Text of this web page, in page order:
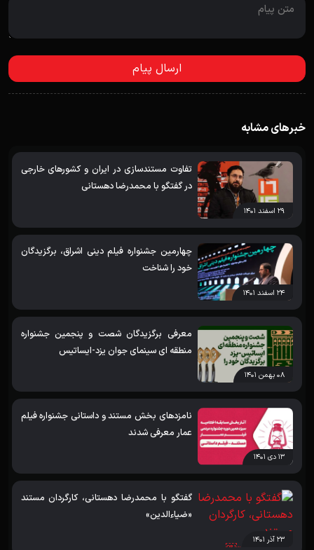
خبرهای مشابه
۲۹ اسفند ۱۴۰۱
تفاوت مستندسازی در ایران و کشورهای خارجی
در گفتگو با محمدرضا دهستانی
۲۴ اسفند ۱۴۰۱
چهارمین جشنواره فیلم دینی اشراق، برگزیدگان
خود را شناخت
۰۸ بهمن ۱۴۰۱
معرفی برگزیدگان شصت و پنجمین جشنواره
منطقه ای سینمای جوان یزد-ایساتیس
۱۳ دی ۱۴۰۱
نامزدهای بخش مستند و داستانی جشنواره فیلم
عمار معرفی شدند
۲۳ آذر ۱۴۰۱
گفتگو با محمدرضا دهستانی، کارگردان مستند
«ضیاءالدین»￼